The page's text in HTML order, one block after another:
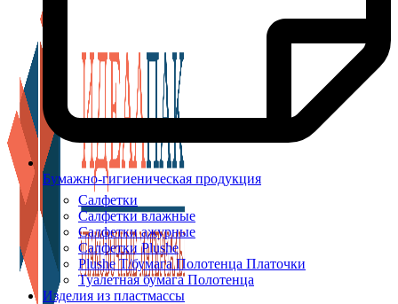
Бумажно-гигиеническая продукция
Салфетки
Салфетки влажные
Салфетки ажурные
Салфетки Plushe
Plushe Т/бумага Полотенца Платочки
Туалетная бумага Полотенца
Изделия из пластмассы